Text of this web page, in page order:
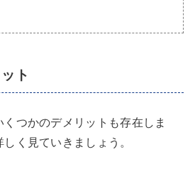
ト
つかのデメリットも存在しま
く見ていきましょう。